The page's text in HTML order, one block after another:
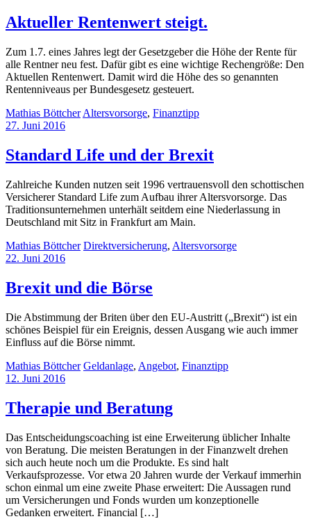
Aktueller Rentenwert steigt.
Zum 1.7. eines Jahres legt der Gesetzgeber die Höhe der Rente für
alle Rentner neu fest. Dafür gibt es eine wichtige Rechengröße: Den
Aktuellen Rentenwert. Damit wird die Höhe des so genannten
Rentenniveaus per Bundesgesetz gesteuert.
Mathias Böttcher Altersvorsorge, Finanztipp
27. Juni 2016
Standard Life und der Brexit
Zahlreiche Kunden nutzen seit 1996 vertrauensvoll den schottischen
Versicherer Standard Life zum Aufbau ihrer Altersvorsorge. Das
Traditionsunternehmen unterhält seitdem eine Niederlassung in
Deutschland mit Sitz in Frankfurt am Main.
Mathias Böttcher Direktversicherung, Altersvorsorge
22. Juni 2016
Brexit und die Börse
Die Abstimmung der Briten über den EU-Austritt („Brexit“) ist ein
schönes Beispiel für ein Ereignis, dessen Ausgang wie auch immer
Einfluss auf die Börse nimmt.
Mathias Böttcher Geldanlage, Angebot, Finanztipp
12. Juni 2016
Therapie und Beratung
Das Entscheidungscoaching ist eine Erweiterung üblicher Inhalte
von Beratung. Die meisten Beratungen in der Finanzwelt drehen
sich auch heute noch um die Produkte. Es sind halt
Verkaufsprozesse. Vor etwa 20 Jahren wurde der Verkauf immerhin
schon einmal um eine zweite Phase erweitert: Die Aussagen rund
um Versicherungen und Fonds wurden um konzeptionelle
Gedanken erweitert. Financial […]